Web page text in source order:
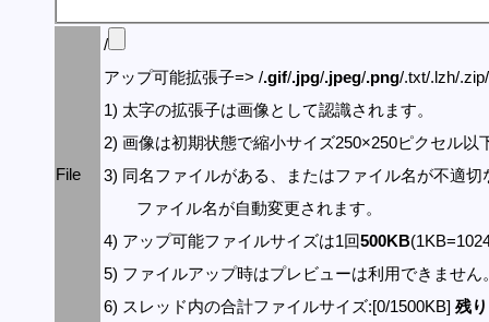
File
/
アップ可能拡張子=> /.gif/.jpg/.jpeg/.png/.txt/.lzh/
1) 太字の拡張子は画像として認識されます。
2) 画像は初期状態で縮小サイズ250×250ピクセル以
3) 同名ファイルがある、またはファイル名が不適切
ファイル名が自動変更されます。
4) アップ可能ファイルサイズは1回500KB
5) ファイルアップ時はプレビューは利用できません
6) スレッド内の合計ファイルサイズ:[0/1500KB] 残